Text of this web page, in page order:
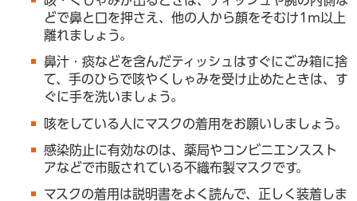
どで鼻と口を押さえ、他の人から顔をそむけ1m以上
離れましょう。
鼻汁・痰などを含んだティッシュはすぐにごみ箱に捨
て、手のひらで咳やくしゃみを受け止めたときは、す
ぐに手を洗いましょう。
咳をしている人にマスクの着用をお願いしましょう。
感染防止に有効なのは、薬局やコンビニエンススト
アなどで市販されている不織布製マスクです。
マスクの着用は説明書をよく読んで、正しく装着しま